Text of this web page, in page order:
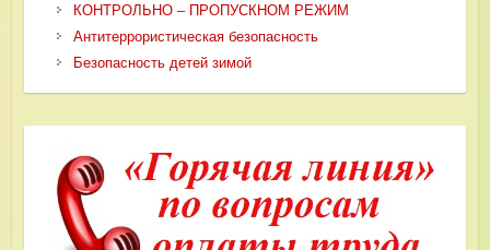
КОНТРОЛЬНО – ПРОПУСКНОМ РЕЖИМ
Антитеррористическая безопасность
Безопасность детей зимой